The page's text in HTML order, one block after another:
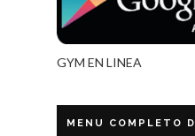
GYM EN LINEA
MENU COMPLETO